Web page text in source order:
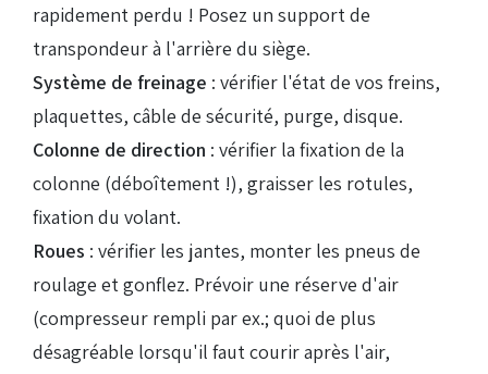
rapidement perdu ! Posez un support de
transpondeur à l'arrière du siège.
Système de freinage : vérifier l'état de vos freins,
plaquettes, câble de sécurité, purge, disque.
Colonne de direction : vérifier la fixation de la
colonne (déboîtement !), graisser les rotules,
fixation du volant.
Roues : vérifier les jantes, monter les pneus de
roulage et gonflez. Prévoir une réserve d'air
(compresseur rempli par ex.; quoi de plus
désagréable lorsqu'il faut courir après l'air,